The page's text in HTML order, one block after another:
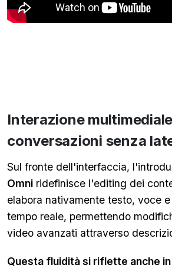
Interazione
conversazioni senza
Sul fronte dell'interfaccia,
Omni ridefinisce l'editing dei
elabora nativamente testo, voce
tempo reale, permettendo
video avanzati attraverso
Questa fluidità si riflette anche in